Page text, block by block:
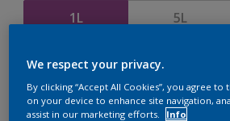
1L 5L
Quantité Calculateur de
We respect your privacy.
By clicking “Accept All Cookies”, you agree
on your device to enhance site navigation,
assist in our marketing efforts.
Info